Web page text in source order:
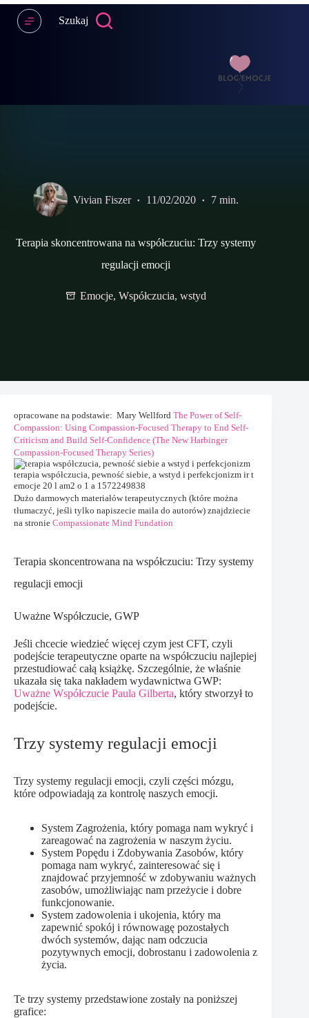
Przejdź
treści
Szukaj
Vivian Fiszer 11/02/2020 7 min.
Terapia skoncentrowana na współczuciu: Trzy systemy
regulacji emocji
Emocje, Współczucia, wstyd
opracowane na podstawie: Mary Wellford The Power of Self-
Compassion: Using Compassion-Focused Therapy to End Self-
Criticism and Build Self-Confidence (The New Harbinger
Compassion-Focused Therapy Series)
Dużo darmowych materiałów terapeutycznych (które można
tłumaczyć, jeśli tylko napiszecie maila do autorów) znajdziecie
na stronie Compassionate Mind Fundation
Terapia skoncentrowana na współczuciu: Trzy systemy
regulacji emocji
Uważne Współczucie, GWP
Jeśli chcecie wiedzieć więcej czym jest CFT, czyli
podejście terapeutyczne oparte na współczuciu najlepiej
przestudiować całą książkę. Szczególnie, że właśnie
ukazała się taka nakładem wydawnictwa GWP:
Uważne Współczucie Paula Gilberta, który stworzył to
podejście.
Trzy systemy regulacji emocji
Trzy systemy regulacji emocji, czyli części mózgu,
które odpowiadają za kontrolę naszych emocji.
System Zagrożenia, który pomaga nam wykryć i
zareagować na zagrożenia w naszym życiu.
System Popędu i Zdobywania Zasobów, który
pomaga nam wykryć, zainteresować się i
znajdować przyjemność w zdobywaniu ważnych
zasobów, umożliwiając nam przeżycie i dobre
funkcjonowanie.
System zadowolenia i ukojenia, który ma
zapewnić spokój i równowagę pozostałych
dwóch systemów, dając nam odczucia
pozytywnych emocji, dobrostanu i zadowolenia z
życia.
Te trzy systemy przedstawione zostały na poniższej
grafice: